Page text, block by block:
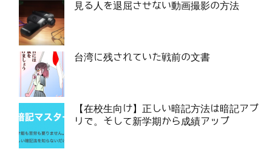
見る人を退屈させない動画撮影の方法
台湾に残されていた戦前の文書
【在校生向け】正しい暗記方法は暗記アプ
リで。そして新学期から成績アップ